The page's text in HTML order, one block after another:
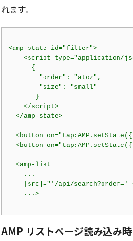
れます。
<amp-state id="filter">
<script type="application/
      {
"order" : "atoz" ,
"size" : "small"
       }
</script>
</amp-state>
< button on=
< button on=
<amp-list
...
src ]="'/api/
... >
AMP リストページ読み込み